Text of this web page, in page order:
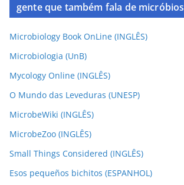
gente que também fala de micróbios
Microbiology Book OnLine (INGLÊS)
Microbiologia (UnB)
Mycology Online (INGLÊS)
O Mundo das Leveduras (UNESP)
MicrobeWiki (INGLÊS)
MicrobeZoo (INGLÊS)
Small Things Considered (INGLÊS)
Esos pequeños bichitos (ESPANHOL)